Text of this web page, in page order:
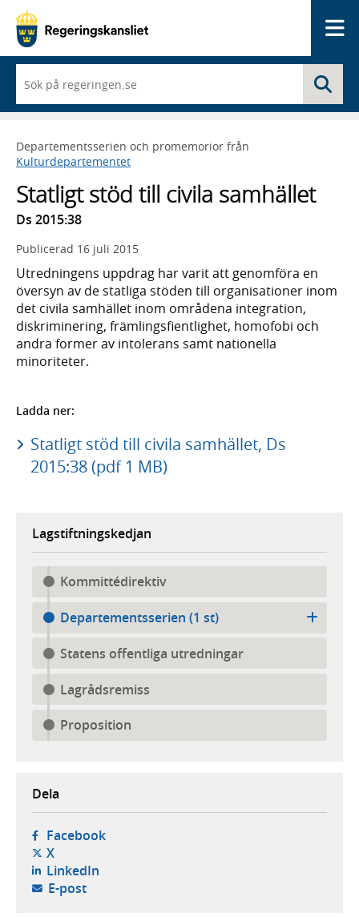
du
börjar
skriva
framträder
en
med
sökförslag
Departementsserien och promemorior från
Kulturdepartementet
Statligt stöd till civila samhället
Ds 2015:38
Publicerad 16 juli 2015
Utredningens uppdrag har varit att genomföra en
översyn av de statliga stöden till organisationer inom
det civila samhället inom områdena integration,
diskriminering, främlingsfientlighet, homofobi och
andra former av intolerans samt nationella
minoriteter.
Ladda ner:
Statligt stöd till civila samhället, Ds
2015:38 (pdf 1 MB)
Lagstiftningskedjan
Kommittédirektiv
Departementsserien (1 st)
Statens offentliga utredningar
Lagrådsremiss
Proposition
Dela
Facebook- öppnas i ny flik, extern webbplats,
X- öppnas i ny flik, extern webbplats,
LinkedIn- öppnas i ny flik, extern webbplats,
E-post- öppnar din e-postklient,